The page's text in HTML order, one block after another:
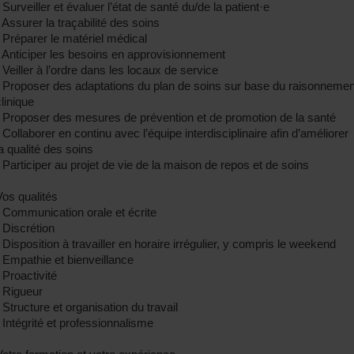
Surveiller et évaluer l’état de santé du/de la patient·e
Assurer la traçabilité des soins
Préparer le matériel médical
Anticiper les besoins en approvisionnement
Veiller à l’ordre dans les locaux de service
Proposer des adaptations du plan de soins sur base du
Proposer des mesures de prévention et de promotion de la santé
Collaborer en continu avec l’équipe interdisciplinaire afin d’améliorer
qualité des soins
Participer au projet de vie de la maison de repos et de soins
qualités
Communication orale et écrite
Discrétion
Disposition à travailler en horaire irrégulier, y compris le weekend
Empathie et bienveillance
Proactivité
Rigueur
Structure et organisation du travail
Intégrité et professionnalisme